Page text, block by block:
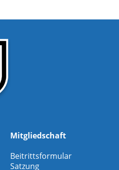
Mitgliedschaft
Beitrittsformular
Satzung